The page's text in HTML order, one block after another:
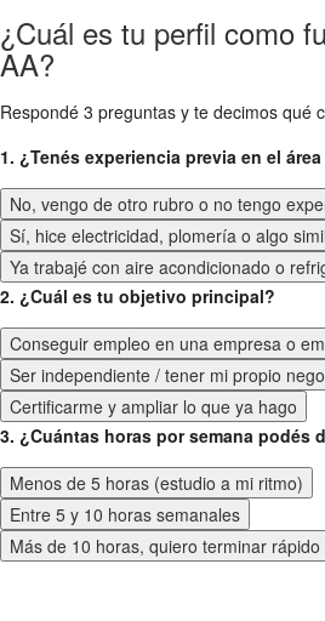
¿Cuál es tu perfil como
AA?
Respondé 3 preguntas y te decimos qué
1. ¿Tenés experiencia previa en el
No, vengo de otro rubro o no tengo
Sí, hice electricidad, plomería o algo
Ya trabajé con aire acondicionado o
2. ¿Cuál es tu objetivo principal?
Conseguir empleo en una empresa o
Ser independiente / tener mi propio
Certificarme y ampliar lo que ya hago
3. ¿Cuántas horas por semana podés
Menos de 5 horas (estudio a mi ritmo)
Entre 5 y 10 horas semanales
Más de 10 horas, quiero terminar rápido